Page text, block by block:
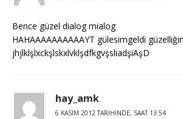
Bence güzel dialog mialog
HAHAAAAAAAAAAYT gülesimgeldi
jhjlklşlxckşlskxlvklşdfkgvşsliadşiAşD
hay_amk
6 KASIM 2012 TARIHINDE, SAAT 13:54